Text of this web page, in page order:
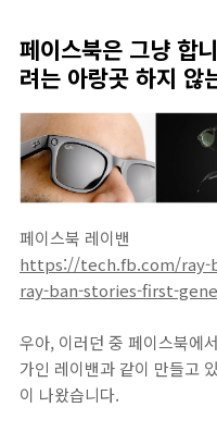
페이스북은 그냥 합
려는 아랑곳 하지 않
페이스북 레이밴
https://tech.fb.com/ray-
ray-ban-stories-first-
우아, 이러던 중 페이스북에
가인 레이밴과 같이 만들고
이 나왔습니다.